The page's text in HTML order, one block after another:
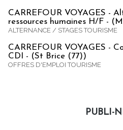
CARREFOUR VOYAGES -
ressources humaines H/F -
ALTERNANCE / STAGES TOURISME
CARREFOUR VOYAGES -
CDI - (St Brice (77))
OFFRES D'EMPLOI TOURISME
PUBLI-